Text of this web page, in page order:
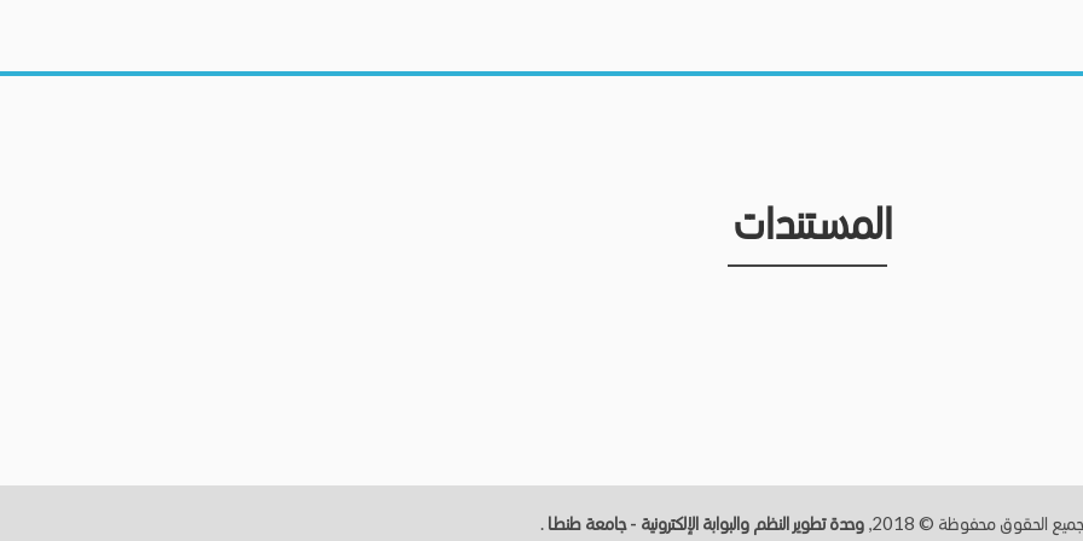
المستندات
جميع الحقوق محفوظة © 2018, وحدة تطوير النظم والبوابة الإلكترونية - جامعة طنطــا .